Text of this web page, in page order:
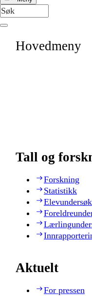
Hovedmeny
Tall og
Forskning
Statistikk
Aktuelt
For pressen